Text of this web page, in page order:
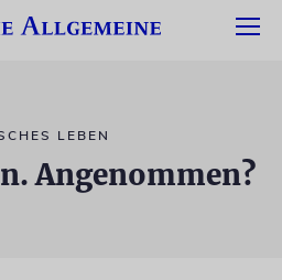
LEBEN
Angenommen?